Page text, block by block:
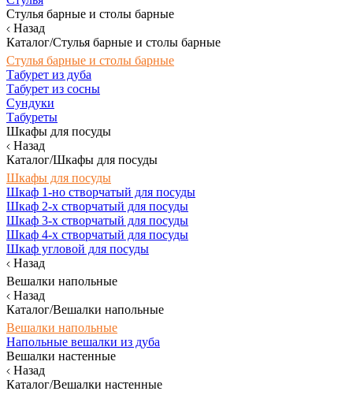
Стулья барные и столы барные
Назад
Каталог/Стулья барные и столы барные
Стулья барные и столы барные
Табурет из дуба
Табурет из сосны
Сундуки
Табуреты
Шкафы для посуды
Назад
Каталог/Шкафы для посуды
Шкафы для посуды
Шкаф 1-но створчатый для посуды
Шкаф 2-х створчатый для посуды
Шкаф 3-х створчатый для посуды
Шкаф 4-х створчатый для посуды
Шкаф угловой для посуды
Назад
Вешалки напольные
Назад
Каталог/Вешалки напольные
Вешалки напольные
Напольные вешалки из дуба
Вешалки настенные
Назад
Каталог/Вешалки настенные